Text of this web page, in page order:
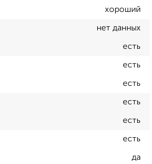
хороший
нет данных
есть
есть
есть
есть
есть
есть
да